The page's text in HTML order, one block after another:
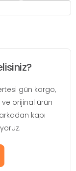
gün kargo,
orijinal ürün
kapı